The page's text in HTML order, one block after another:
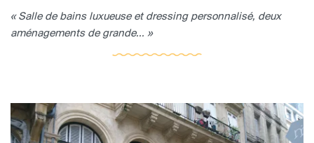
« Salle de bains luxueuse et dressing personnalisé, deux
aménagements de grande... »